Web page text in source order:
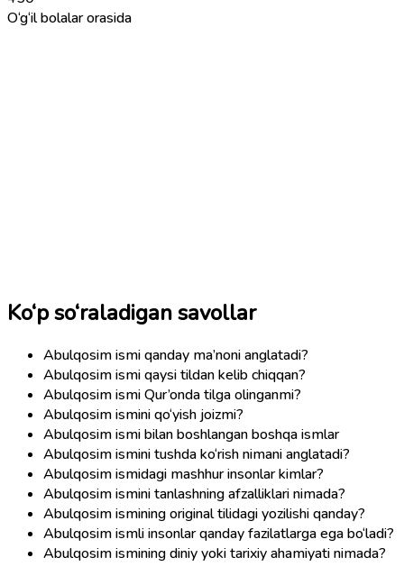
O‘g‘il bolalar orasida
Ko‘p so‘raladigan savollar
Abulqosim ismi qanday ma’noni anglatadi?
Abulqosim ismi qaysi tildan kelib chiqqan?
Abulqosim ismi Qur’onda tilga olinganmi?
Abulqosim ismini qo‘yish joizmi?
Abulqosim ismi bilan boshlangan boshqa ismlar
Abulqosim ismini tushda ko‘rish nimani anglatadi?
Abulqosim ismidagi mashhur insonlar kimlar?
Abulqosim ismini tanlashning afzalliklari nimada?
Abulqosim ismining original tilidagi yozilishi qanday?
Abulqosim ismli insonlar qanday fazilatlarga ega bo‘ladi?
Abulqosim ismining diniy yoki tarixiy ahamiyati nimada?